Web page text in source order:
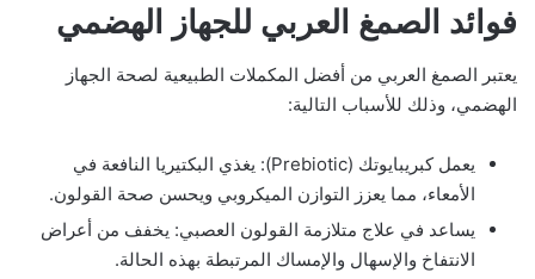
فوائد الصمغ العربي للجهاز الهضمي
يعتبر الصمغ العربي من أفضل المكملات الطبيعية لصحة الجهاز
الهضمي، وذلك للأسباب التالية:
يعمل كبريبايوتك (Prebiotic): يغذي البكتيريا النافعة في
الأمعاء، مما يعزز التوازن الميكروبي ويحسن صحة القولون.
يساعد في علاج متلازمة القولون العصبي: يخفف من أعراض
الانتفاخ والإسهال والإمساك المرتبطة بهذه الحالة.